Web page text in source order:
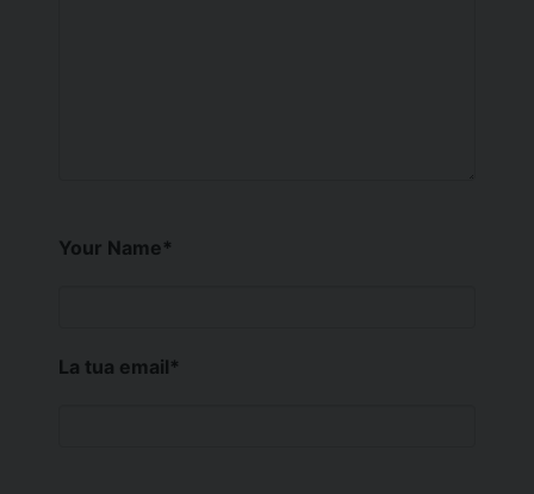
Your Name*
La tua email*